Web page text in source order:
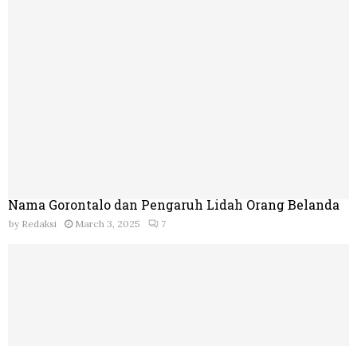
Nama Gorontalo dan Pengaruh Lidah Orang Belanda
by Redaksi March 3, 2025 7